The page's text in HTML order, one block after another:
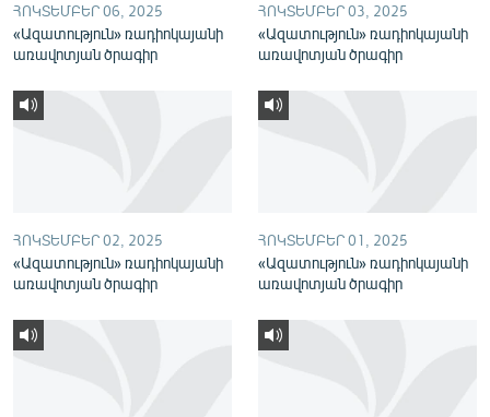
ՀԵՏԵՎԵՔ ՄԵԶ
ՀՈԿՏԵՄԲԵՐ 06, 2025
«Ազատություն» ռադիոկայանի
առավոտյան ծրագիր
ՀՈԿՏԵՄԲԵՐ 03, 2025
«Ազատություն» ռադիոկայանի
առավոտյան ծրագիր
ՀՈԿՏԵՄԲԵՐ 02, 2025
«Ազատություն» ռադիոկայանի
առավոտյան ծրագիր
ՀՈԿՏԵՄԲԵՐ 01, 2025
«Ազատություն» ռադիոկայանի
առավոտյան ծրագիր